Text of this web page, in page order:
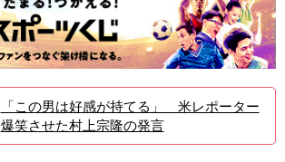
「この男は好感が持てる」 米レポーター
爆笑させた村上宗隆の発言